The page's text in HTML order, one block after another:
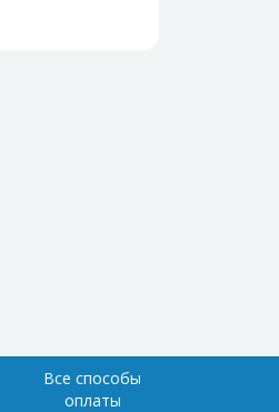
Все способы
оплаты